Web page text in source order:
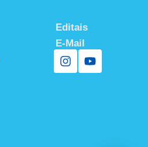
Editais
E-Mail